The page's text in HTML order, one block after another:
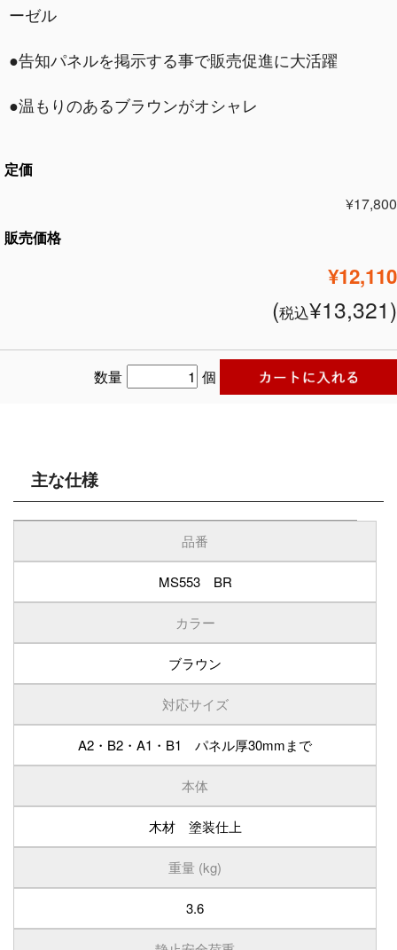
ーゼル
●告知パネルを掲示する事で販売促進に大活躍
●温もりのあるブラウンがオシャレ
定価
¥17,800
販売価格
¥12,110
(税込¥13,321)
数量 個
主な仕様
品番
MS553 BR
カラー
ブラウン
対応サイズ
A2・B2・A1・B1 パネル厚30mmまで
本体
木材 塗装仕上
重量 (kg)
3.6